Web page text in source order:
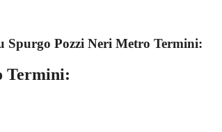
Spurgo Pozzi Neri Metro Termini:
Termini: